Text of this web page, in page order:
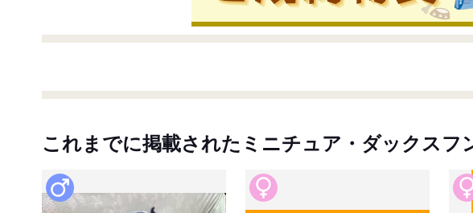
これまでに掲載されたミニチュア・ダックスフ